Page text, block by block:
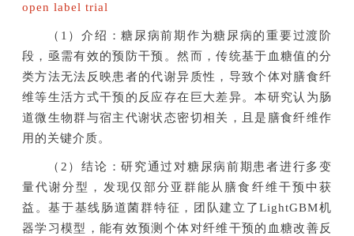
open label trial
（1）介绍：糖尿病前期作为糖尿病的重要过渡阶
段，亟需有效的预防干预。然而，传统基于血糖值的分
类方法无法反映患者的代谢异质性，导致个体对膳食纤
维等生活方式干预的反应存在巨大差异。本研究认为肠
道微生物群与宿主代谢状态密切相关，且是膳食纤维作
用的关键介质。
（2）结论：研究通过对糖尿病前期患者进行多变
量代谢分型，发现仅部分亚群能从膳食纤维干预中获
益。基于基线肠道菌群特征，团队建立了LightGBM机
器学习模型，能有效预测个体对纤维干预的血糖改善反